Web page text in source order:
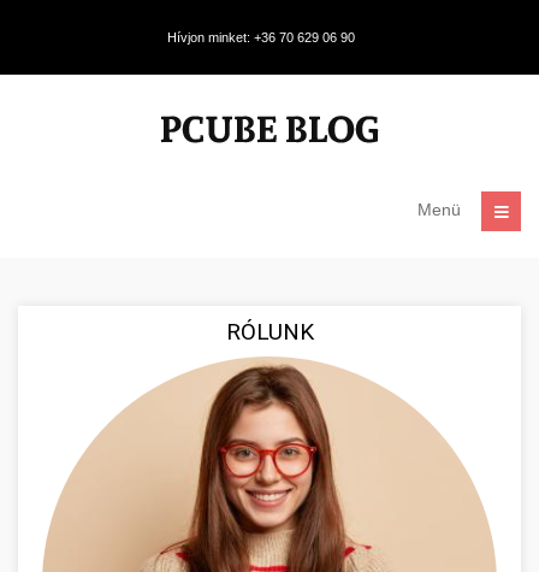
Hívjon minket: +36 70 629 06 90
Menü
RÓLUNK